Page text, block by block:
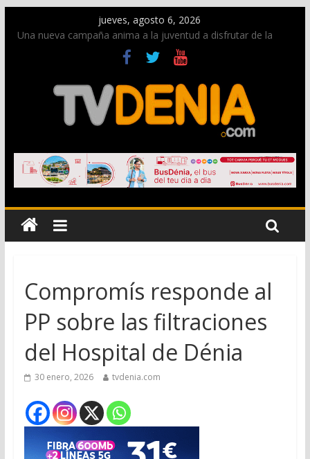
jueves, agosto 6, 2026
Una nueva campaña anima a la juventud a disfrutar de la
Paco Adsuar dona al Arxiu de Dénia más de 50.000 imágenes
de la memoria visual de la ciudad
La Entraeta Festera llena de ambiente la calle Marqués de
Campo con la recepción a la Capitanía Cristiana
El XII Festival de Jazz de Dénia reunirá durante agosto a
figuras nacionales e internacionales en los Jardins de
Torrecremada
Los Moros y Cristianos 2026 reciben las llaves de la ciudad y
dan inicio a las fiestas en Dénia
Compromís responde al
PP sobre las filtraciones
del Hospital de Dénia
30 enero, 2026 tvdenia.com